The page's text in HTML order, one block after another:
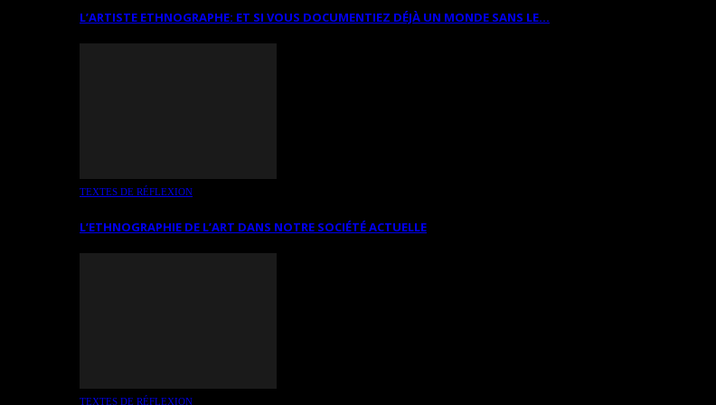
L’ARTISTE ETHNOGRAPHE: ET SI VOUS DOCUMENTIEZ DÉJÀ UN MONDE SANS LE…
TEXTES DE RÉFLEXION
L’ETHNOGRAPHIE DE L’ART DANS NOTRE SOCIÉTÉ ACTUELLE
TEXTES DE RÉFLEXION